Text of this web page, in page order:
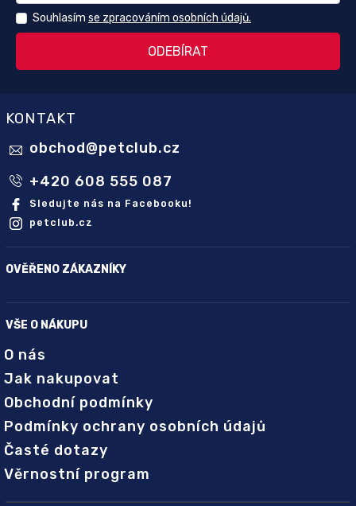
Souhlasím se zpracováním osobních údajů.
KONTAKT
obchod@petclub.cz
+420 608 555 087
Sledujte nás na Facebooku!
petclub.cz
OVĚŘENO ZÁKAZNÍKY
VŠE O NÁKUPU
O nás
Jak nakupovat
Obchodní podmínky
Podmínky ochrany osobních údajů
Časté dotazy
Věrnostní program